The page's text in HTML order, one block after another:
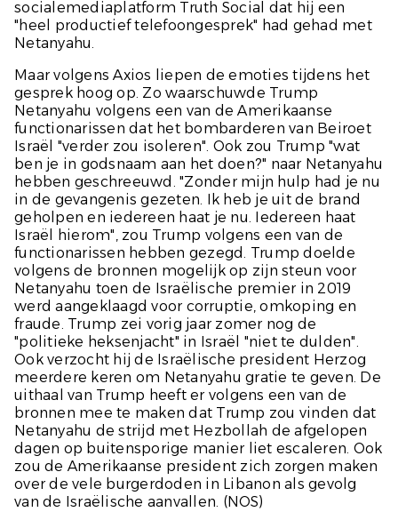
socialemediaplatform Truth Social dat hij een
"heel productief telefoongesprek" had gehad met
Netanyahu.
Maar volgensAxios liepen de emoties tijdens het
gesprek hoog op. Zo waarschuwde Trump
Netanyahu volgens een van de Amerikaanse
functionarissen dat het bombarderen van Beiroet
Israël "verder zou isoleren". Ook zou Trump "wat
ben je in godsnaam aan het doen?" naar Netanyahu
hebben geschreeuwd. "Zonder mijn hulp had je nu
in de gevangenis gezeten. Ik heb je uit de brand
geholpen en iedereen haat je nu. Iedereen haat
Israël hierom", zou Trump volgens een van de
functionarissen hebben gezegd. Trump doelde
volgens de bronnen mogelijk op zijn steun voor
Netanyahu toen de Israëlische premier in 2019
werd aangeklaagd voor corruptie, omkoping en
fraude. Trump zei vorig jaar zomer nog de
"politieke heksenjacht" in Israël "niet te dulden".
Ook verzocht hij de Israëlische president Herzog
meerdere keren om Netanyahu gratie te geven. De
uithaal van Trump heeft er volgens een van de
bronnen mee te maken dat Trump zou vinden dat
Netanyahu de strijd met Hezbollah de afgelopen
dagen op buitensporige manier liet escaleren. Ook
zou de Amerikaanse president zich zorgen maken
over de vele burgerdoden in Libanon als gevolg
van de Israëlische aanvallen. (NOS)